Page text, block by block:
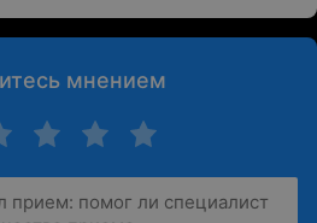
мнением